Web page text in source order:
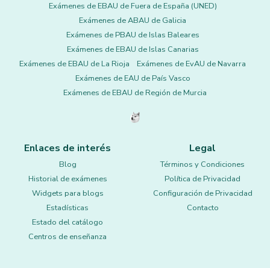
Exámenes de EBAU de Fuera de España (UNED)
Exámenes de ABAU de Galicia
Exámenes de PBAU de Islas Baleares
Exámenes de EBAU de Islas Canarias
Exámenes de EBAU de La Rioja
Exámenes de EvAU de Navarra
Exámenes de EAU de País Vasco
Exámenes de EBAU de Región de Murcia
Enlaces de interés
Blog
Historial de exámenes
Widgets para blogs
Estadísticas
Estado del catálogo
Centros de enseñanza
Legal
Términos y Condiciones
Política de Privacidad
Configuración de Privacidad
Contacto